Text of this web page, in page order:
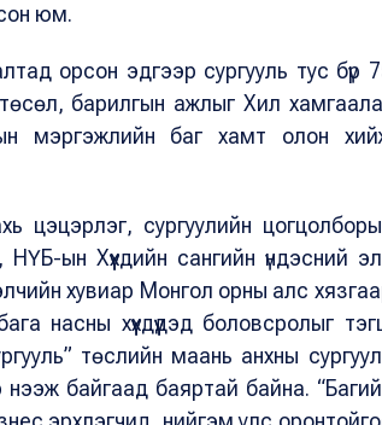
юм.
орсон эдгээр сургууль тус бүр
төсөл, барилгын ажлыг Хил
мэргэжлийн баг хамт олон
сургуулийн
ын Хүүхдийн сангийн үндэсний
хувиар Монгол орны алс
насны хүүхдүүдэд боловсролыг
төслийн маань анхны
нээж байгаад баяртай байна.